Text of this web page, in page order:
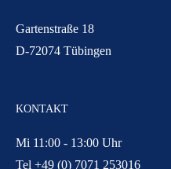
Gartenstraße 18
D-72074 Tübingen
KONTAKT
Mi 11:00 - 13:00 Uhr
Tel +49 (0) 7071 253016